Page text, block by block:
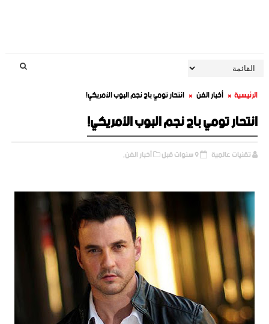
الرئيسية أخبار الفن انتحار تومي باج نجم البوب الأمريكي!
انتحار تومي باج نجم البوب الأمريكي!
تقنيات عالمية 9 سنوات قبل أخبار الفن,